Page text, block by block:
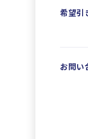
希望引
お問い